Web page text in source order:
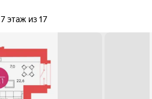
этаж из 17